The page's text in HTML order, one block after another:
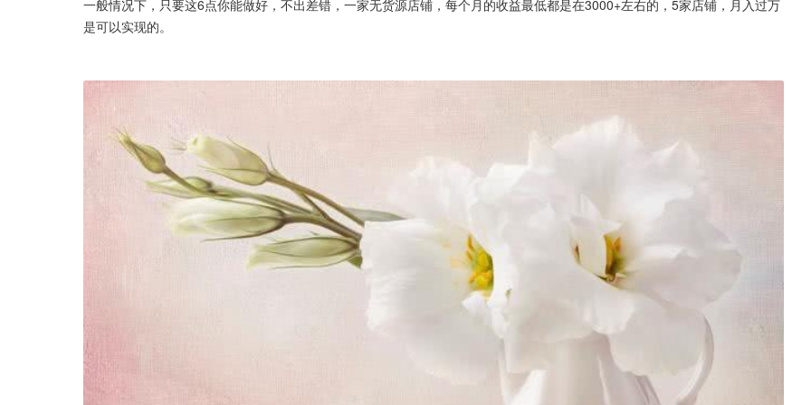
一般情况下，只要这6点你能做好，不出差错，一家无货源店铺，每个月的收益最低都是在3000+左右的，5家店铺，月入过万
是可以实现的。